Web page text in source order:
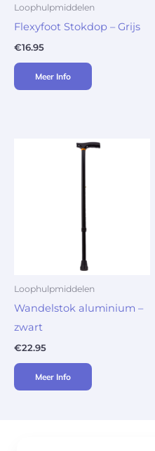
Loophulpmiddelen
Flexyfoot Stokdop – Grijs
€16.95
Meer Info
Loophulpmiddelen
Wandelstok aluminium –
zwart
€22.95
Meer Info